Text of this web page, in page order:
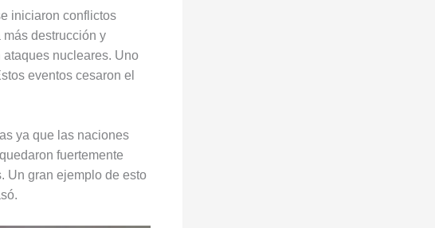
iniciaron conflictos
destrucción y
nucleares. Uno
eventos cesaron el
ya que las naciones
fuertemente
Un gran ejemplo de esto